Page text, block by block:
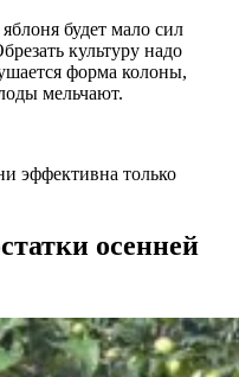
будет мало сил
культуру надо
форма колоны,
мельчают.
эффективна только
осенней